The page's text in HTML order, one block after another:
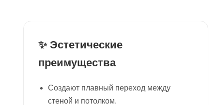
✨ Эстетические
преимущества
Создают плавный переход между
стеной и потолком.